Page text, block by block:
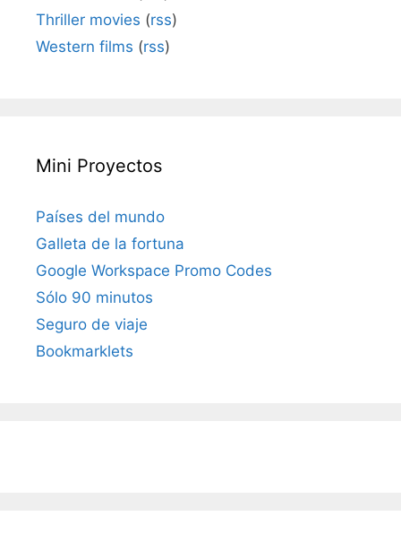
Thriller movies (rss)
Western films (rss)
Mini Proyectos
Países del mundo
Galleta de la fortuna
Google Workspace Promo Codes
Sólo 90 minutos
Seguro de viaje
Bookmarklets